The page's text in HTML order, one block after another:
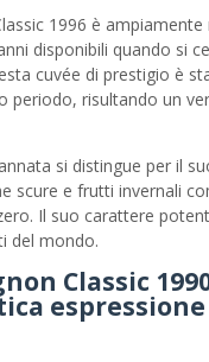
1996 è
disponibili quando si
cuvée di prestigio è
periodo, risultando un
si distingue per il
scure e frutti invernali
Il suo carattere
del mondo.
Classic